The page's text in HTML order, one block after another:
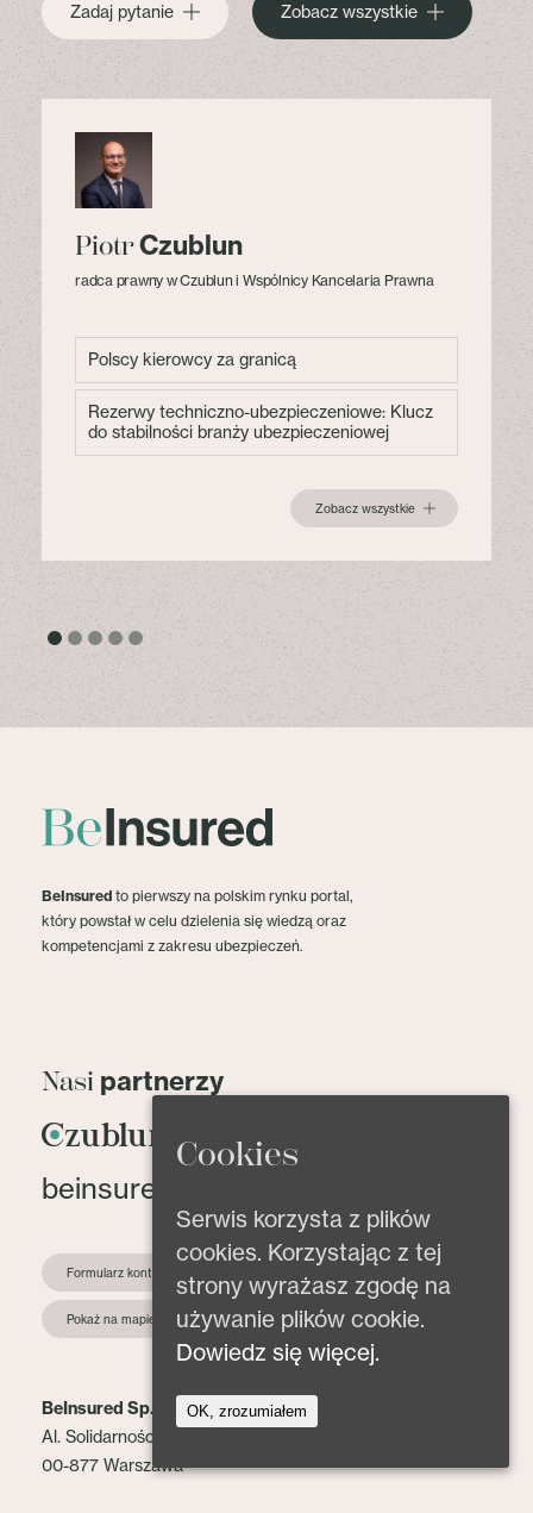
Zadaj pytanie Zobacz wszystkie
PiotrCzublun
radca prawny w Czublun i Wspólnicy Kancelaria Prawna
Polscy kierowcy za granicą
Rezerwy techniczno-ubezpieczeniowe: Klucz
do stabilności branży ubezpieczeniowej
Zobacz wszystkie
BeInsured to pierwszy na polskim rynku portal,
który powstał w celu dzielenia się wiedzą oraz
kompetencjami z zakresu ubezpieczeń.
Nasi partnerzy
beinsured@beinsured.pl
Formularz kontaktowy
Pokaż na mapie
BeInsured Sp. z o.o.
Al. Solidarności 153 lok. 2
00-877 Warszawa
Cookies
Serwis korzysta z plików
cookies. Korzystając z tej
strony wyrażasz zgodę na
używanie plików cookie.
Dowiedz się więcej.
OK, zrozumiałem